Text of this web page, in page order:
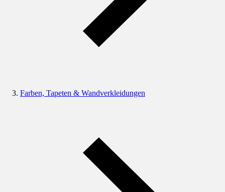
Farben, Tapeten & Wandverkleidungen